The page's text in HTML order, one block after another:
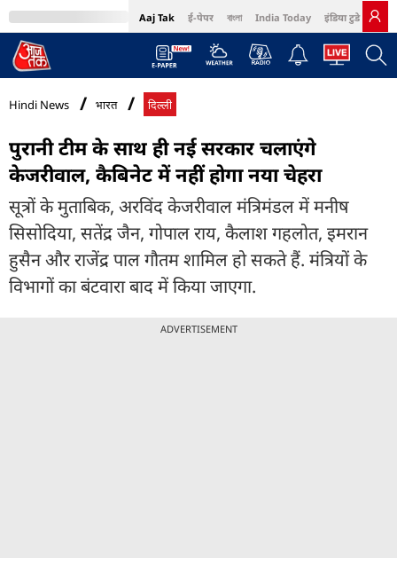
Aaj Tak ई-पेपर বাংলা India Today इंडिया टुडे हिंदी
MumbaiTak Cosmopolitan Harper's Bazaar Northeast
Hindi News भारत दिल्ली
पुरानी टीम के साथ ही नई सरकार चलाएंगे
केजरीवाल, कैबिनेट में नहीं होगा नया चेहरा
सूत्रों के मुताबिक, अरविंद केजरीवाल मंत्रिमंडल में मनीष
सिसोदिया, सतेंद्र जैन, गोपाल राय, कैलाश गहलोत, इमरान
हुसैन और राजेंद्र पाल गौतम शामिल हो सकते हैं. मंत्रियों के
विभागों का बंटवारा बाद में किया जाएगा.
ADVERTISEMENT